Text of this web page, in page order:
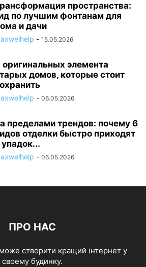
пространства:
по лучшим фонтанам для
и дачи
- 15.05.2026
оригинальных элемента
домов, которые стоит
- 06.05.2026
пределами трендов: почему 6
отделки быстро приходят
упадок...
- 06.05.2026
ПРО НАС
створити кращий інтернет у
своему будинку.